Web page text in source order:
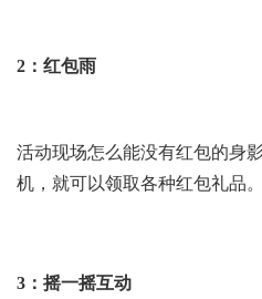
2：红包雨
活动现场怎么能没有红包的身
机，就可以领取各种红包礼品
3：摇一摇互动